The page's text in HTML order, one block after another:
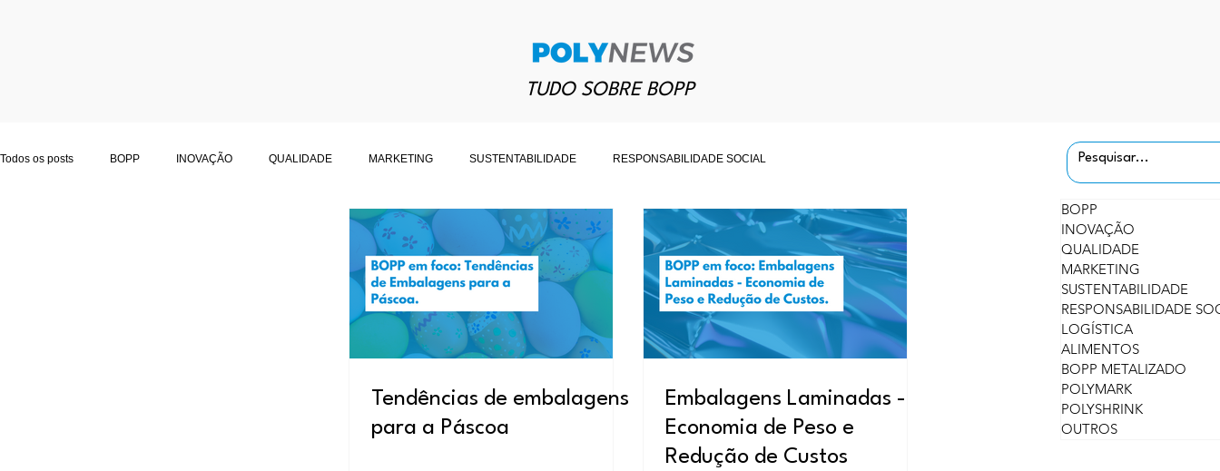
TUDO SOBRE BOPP
Todos os posts BOPP INOVAÇÃO QUALIDADE MARKETING SUSTENTABILIDADE RESPONSABILIDADE SOCIAL
POLYMARK POLYSHRINK OUTROS
Tendências de embalagens
para a Páscoa
Embalagens Laminadas -
Economia de Peso e
Redução de Custos
BOPP
INOVAÇÃO
QUALIDADE
MARKETING
SUSTENTABILIDADE
RESPONSABILIDADE
LOGÍSTICA
ALIMENTOS
BOPP METALIZADO
POLYMARK
POLYSHRINK
OUTROS